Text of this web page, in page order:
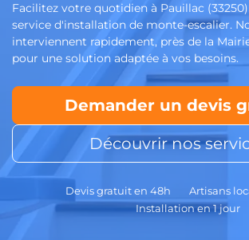
Facilitez votre quotidien à Pauillac
service d'installation de monte-escalier.
interviennent rapidement, près de la
pour une solution adaptée à vos besoins.
Demander un devis
Découvrir nos
Devis gratuit en 48h
Artisans
Installation en 1 jour